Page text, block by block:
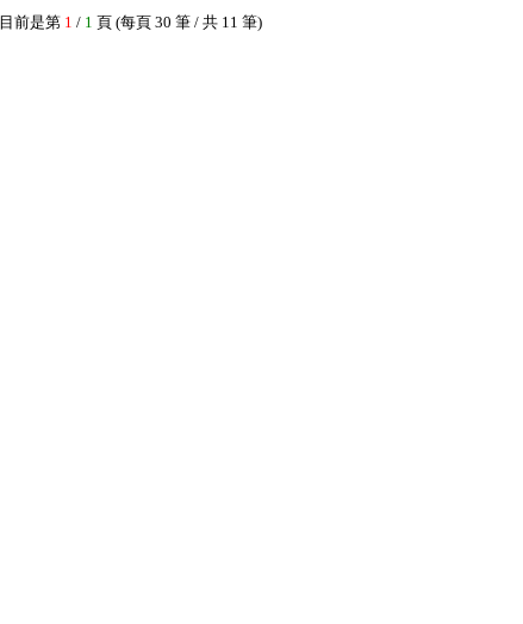
目前是第 1 / 1 頁 (每頁 30 筆 / 共 11 筆)